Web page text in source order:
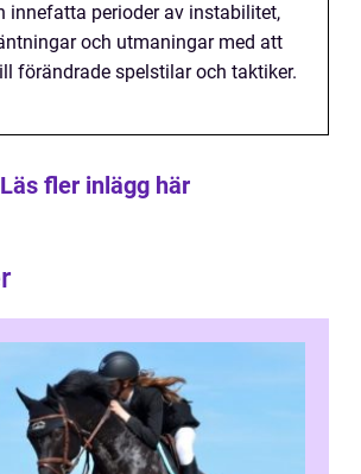
innefatta perioder av instabilitet,
och utmaningar med att
förändrade spelstilar och taktiker.
Läs fler inlägg här